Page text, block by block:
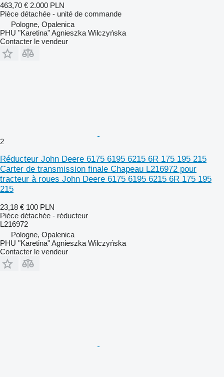
463,70 € 2.000 PLN
Pièce détachée - unité de commande
Pologne, Opalenica
PHU "Karetina" Agnieszka Wilczyńska
Contacter le vendeur
2
Réducteur John Deere 6175 6195 6215 6R 175 195 215
Carter de transmission finale Chapeau L216972 pour
tracteur à roues John Deere 6175 6195 6215 6R 175 195
215
23,18 € 100 PLN
Pièce détachée - réducteur
L216972
Pologne, Opalenica
PHU "Karetina" Agnieszka Wilczyńska
Contacter le vendeur